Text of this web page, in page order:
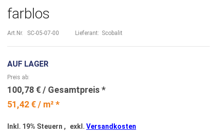
farblos
Art.Nr. SC-05-07-00 Lieferant: Scobalit
AUF LAGER
51,42 € / m² *
Preis ab
100,78 €
Inkl. 19% Steuern , exkl. Versandkosten